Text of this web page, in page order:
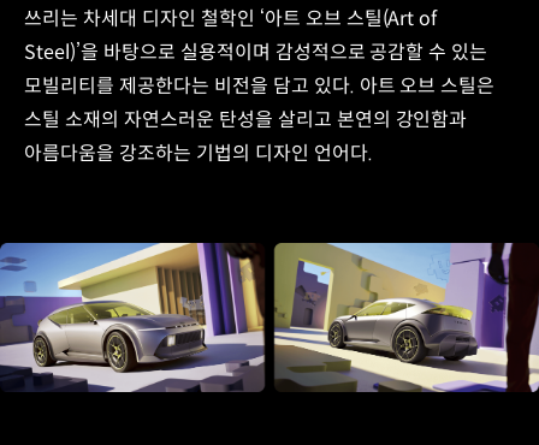
쓰리는 차세대 디자인 철학인 ‘아트 오브 스틸(Art of
Steel)’을 바탕으로 실용적이며 감성적으로 공감할 수 있는
모빌리티를 제공한다는 비전을 담고 있다. 아트 오브 스틸은
스틸 소재의 자연스러운 탄성을 살리고 본연의 강인함과
아름다움을 강조하는 기법의 디자인 언어다.